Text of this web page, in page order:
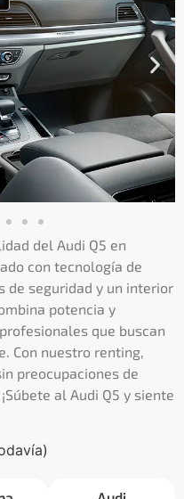
del Audi Q5 en
con tecnología de
de seguridad y un interior
potencia y
que buscan
Con nuestro renting,
preocupaciones de
al Audi Q5 y siente